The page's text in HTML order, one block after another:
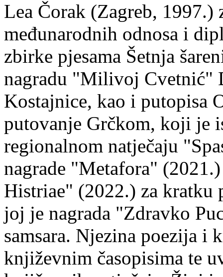
Lea Čorak (Zagreb,
međunarodnih odnosa i
zbirke pjesama Šetnja
nagradu "Milivoj Cvetnić"
Kostajnice, kao i putopisa
putovanje Grčkom, koji je
regionalnom natječaju
nagrade "Metafora"
Histriae" (2022.) za kratku
joj je nagrada "Zdravko
samsara. Njezina poezija i
književnim časopisima te